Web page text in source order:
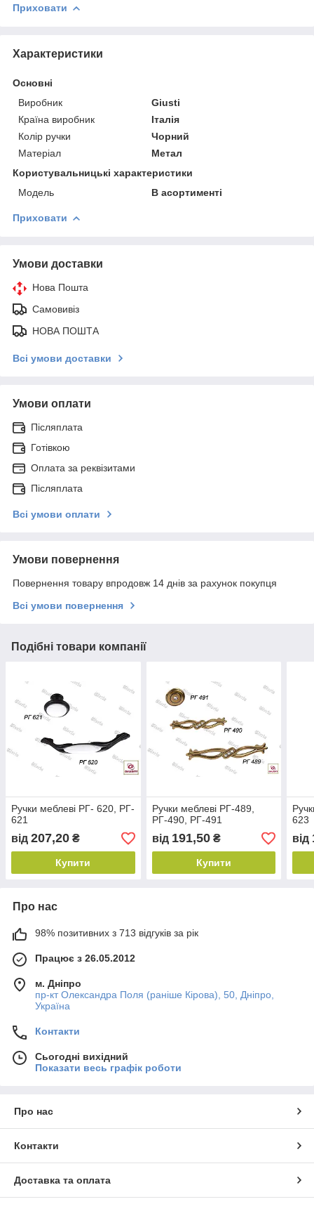
Приховати
Характеристики
Основні
Виробник
Giusti
Країна виробник
Італія
Колір ручки
Чорний
Матеріал
Метал
Користувальницькі характеристики
Модель
В асортименті
Приховати
Умови доставки
Нова Пошта
Самовивіз
НОВА ПОШТА
Всі умови доставки
Умови оплати
Післяплата
Готівкою
Оплата за реквізитами
Післяплата
Всі умови оплати
Умови повернення
Повернення товару впродовж 14 днів за рахунок покупця
Всі умови повернення
Подібні товари компанії
Ручки меблеві РГ- 620, РГ-
621
від 207,20 ₴
Купити
Ручки меблеві РГ-489,
РГ-490, РГ-491
від 191,50₴
Купити
623
від
Про нас
98% позитивних з 713 відгуків за рік
Працює з 26.05.2012
м. Дніпро
пр-кт Олександра Поля (раніше Кірова), 50, Дніпро,
Україна
Контакти
Сьогодні вихідний
Показати весь графік роботи
Про нас
Контакти
Доставка та оплата